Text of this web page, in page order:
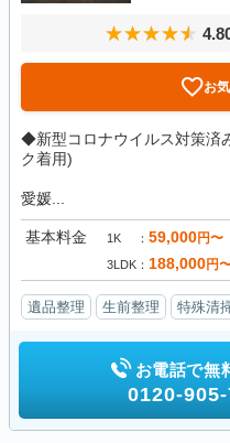
お
◆新型コロナウイルス対策済
ク着用)
愛媛...
基本料金 1K 59,000円〜
3LDK 188,000円
遺品整理 生前整理 特殊清
お電話で無
0120-